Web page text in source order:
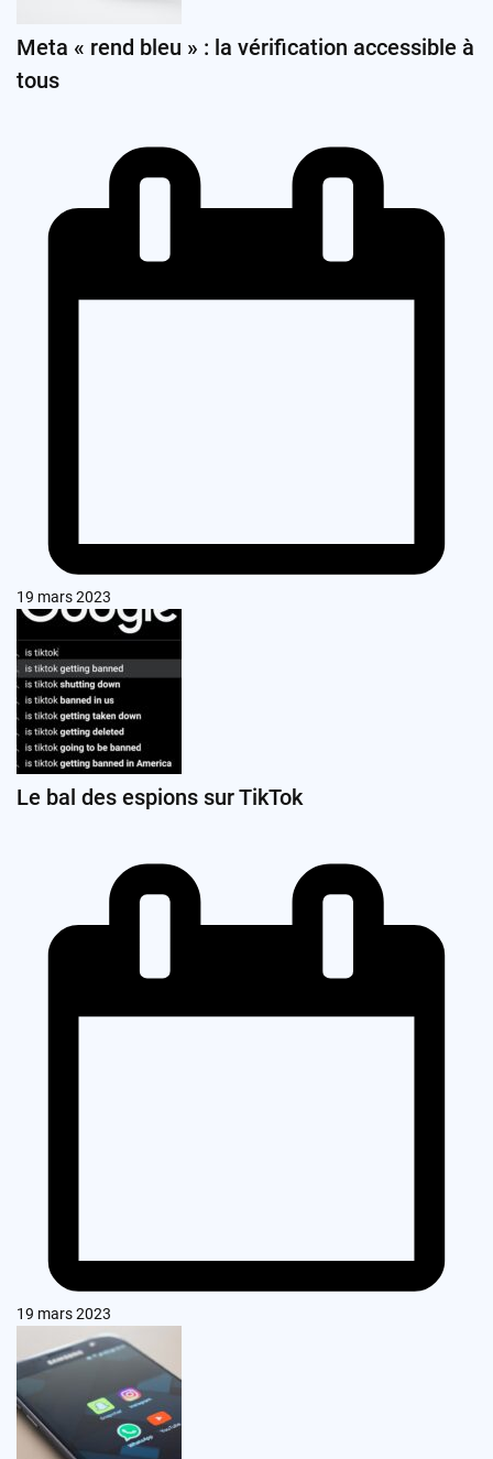
Meta « rend bleu » : la vérification accessible à
tous
19 mars 2023
Le bal des espions sur TikTok
19 mars 2023